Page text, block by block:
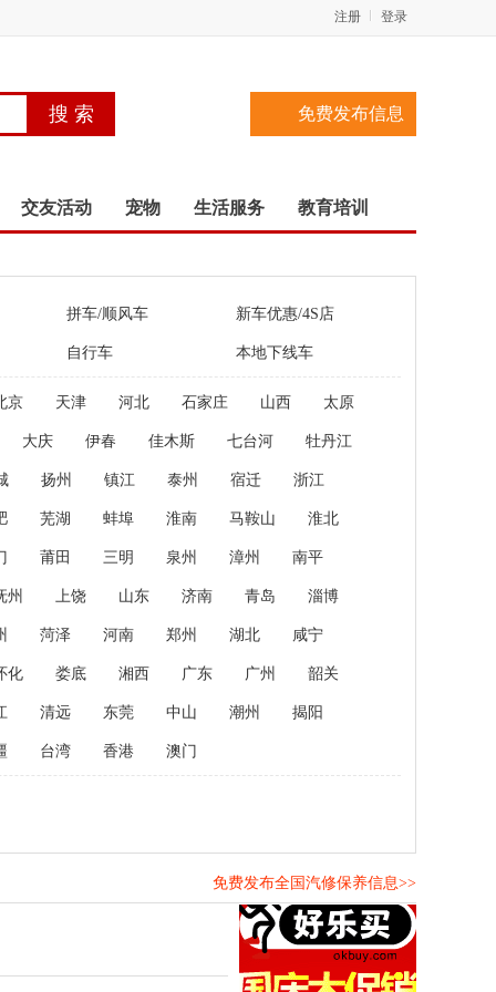
登录
注册
免费发布信息
交友活动 宠物 生活服务 教育培训
拼车/顺风车 新车优惠/4S店
自行车 本地下线车
京 天津 河北 石家庄 山西 太原
大庆 伊春 佳木斯 七台河 牡丹江
扬州 镇江 泰州 宿迁 浙江
芜湖 蚌埠 淮南 马鞍山 淮北
莆田 三明 泉州 漳州 南平
州 上饶 山东 济南 青岛 淄博
菏泽 河南 郑州 湖北 咸宁
化 娄底 湘西 广东 广州 韶关
清远 东莞 中山 潮州 揭阳
台湾 香港 澳门
免费发布全国汽修保养信息>>